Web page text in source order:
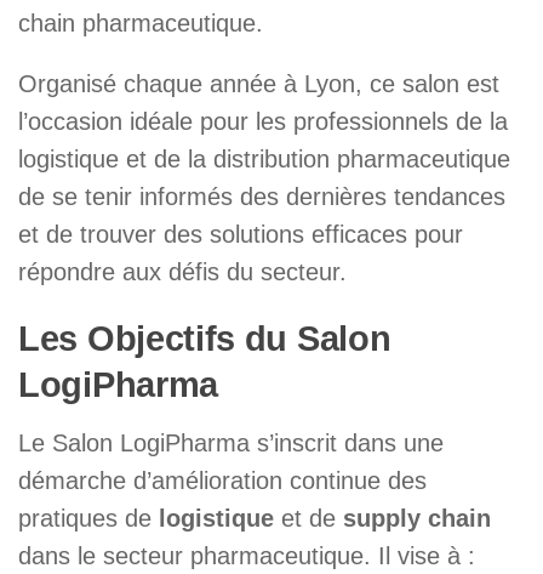
chain pharmaceutique.
Organisé chaque année à Lyon, ce salon est
l’occasion idéale pour les professionnels de la
logistique et de la distribution pharmaceutique
de se tenir informés des dernières tendances
et de trouver des solutions efficaces pour
répondre aux défis du secteur.
Les Objectifs du Salon
LogiPharma
Le Salon LogiPharma s’inscrit dans une
démarche d’amélioration continue des
pratiques de logistique et de supply chain
dans le secteur pharmaceutique. Il vise à :